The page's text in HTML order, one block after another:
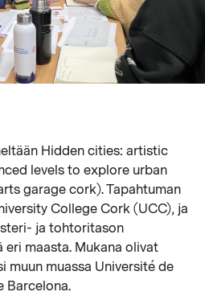
Hidden cities: artistic
levels to explore urban
garage cork). Tapahtuman
College Cork (UCC), ja
ja tohtoritason
maasta. Mukana olivat
muun muassa Université de
Barcelona.